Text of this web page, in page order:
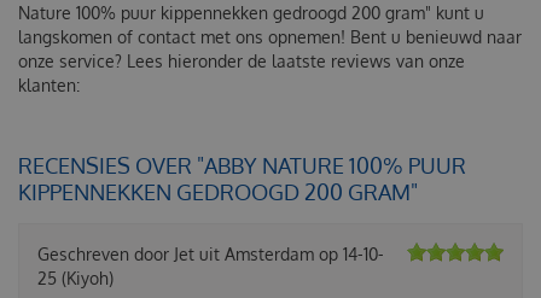
Nature 100% puur kippennekken gedroogd 200 gram" kunt u
langskomen of contact met ons opnemen! Bent u benieuwd naar
onze service? Lees hieronder de laatste reviews van onze
klanten:
RECENSIES OVER "ABBY NATURE 100% PUUR
KIPPENNEKKEN GEDROOGD 200 GRAM"
Geschreven door Jet uit Amsterdam op 14-10-
25 (Kiyoh)